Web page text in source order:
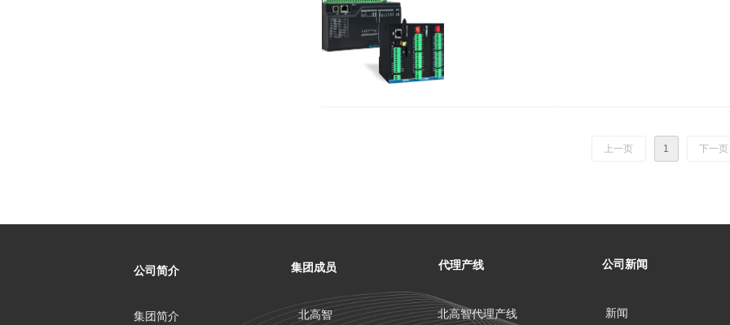
上一页 1 下一页
北高智 北高智代理产线
公司新闻
新闻
代理产线
集团成员
公司简介
集团简介